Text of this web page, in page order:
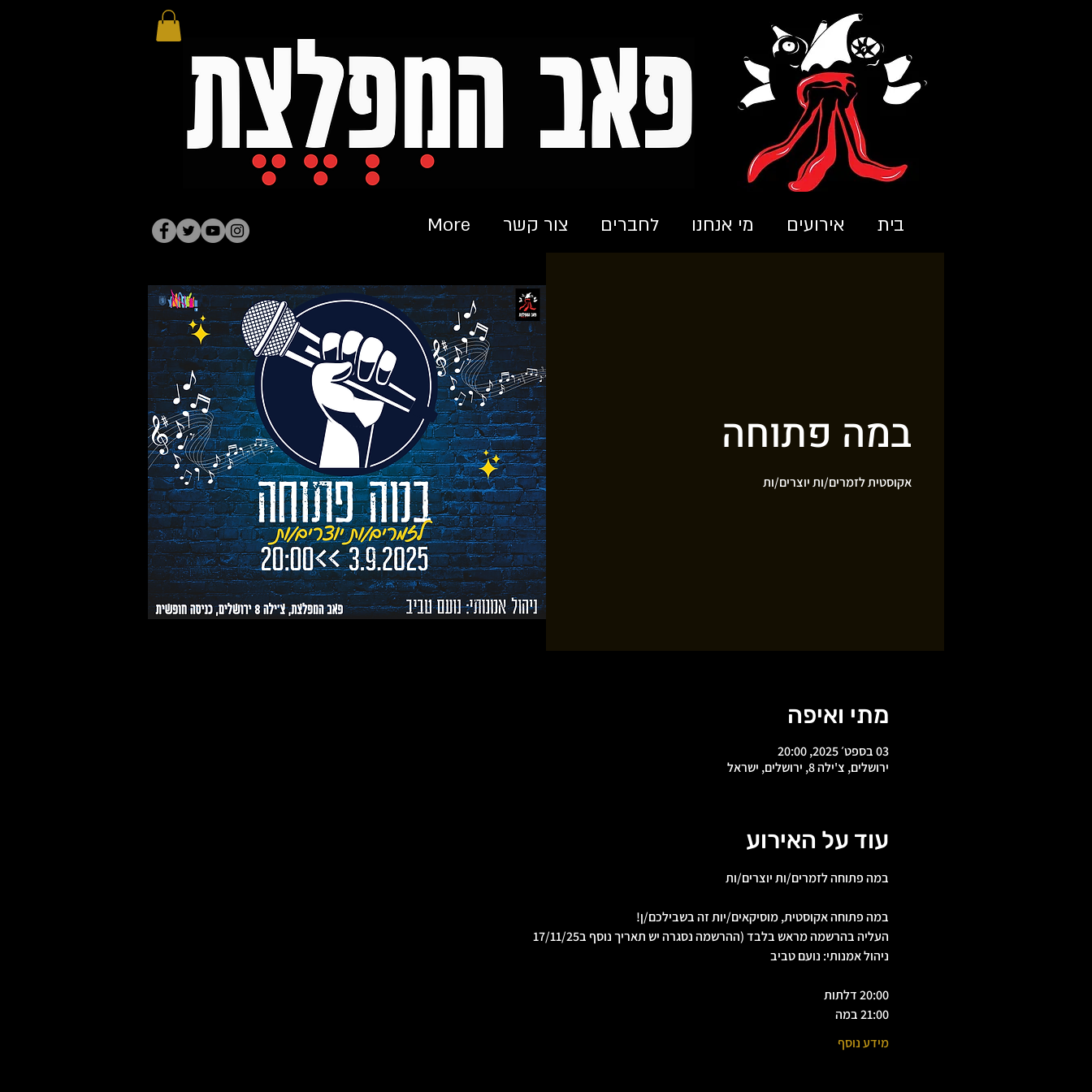
בית אירועים מי אנחנו לחברים צור קשר More
במה פתוחה
אקוסטית לזמרים/ות יוצרים/ות
מתי ואיפה
03 בספט׳ 2025, 20:00
ירושלים, צ'ילה 8, ירושלים, ישראל
עוד על האירוע
במה פתוחה לזמרים/ות יוצרים/ות
במה פתוחה אקוסטית, מוסיקאים/יות זה בשבילכם/ן!
העליה בהרשמה מראש בלבד (ההרשמה נסגרה יש תאריך נוסף ב17/11/25
ניהול אמנותי: נועם טביב
20:00 דלתות
21:00 במה
מידע נוסף